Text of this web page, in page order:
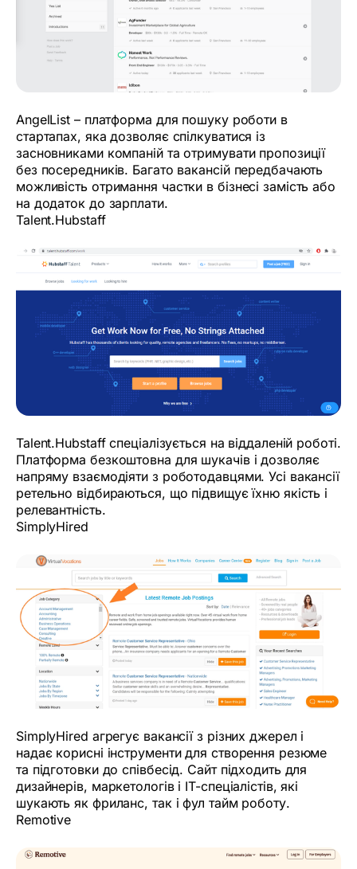
AngelList – платформа для пошуку роботи в
стартапах, яка дозволяє спілкуватися із
засновниками компаній та отримувати пропозиції
без посередників. Багато вакансій передбачають
можливість отримання частки в бізнесі замість або
на додаток до зарплати.
Talent.Hubstaff
Talent.Hubstaff спеціалізується на віддаленій роботі.
Платформа безкоштовна для шукачів і дозволяє
напряму взаємодіяти з роботодавцями. Усі вакансії
ретельно відбираються, що підвищує їхню якість і
релевантність.
SimplyHired
SimplyHired агрегує вакансії з різних джерел і
надає корисні інструменти для створення резюме
та підготовки до співбесід. Сайт підходить для
дизайнерів, маркетологів і IT-спеціалістів, які
шукають як фриланс, так і фул тайм роботу.
Remotive